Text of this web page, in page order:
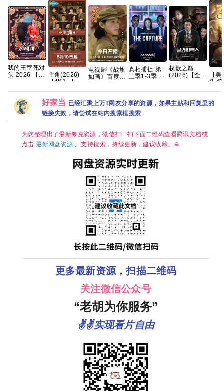
我的王室死对
头 2026 【首
俊】【韩剧中
字】
主角(2026)
【4K】【国
电视剧《战旗
如画》百度云
清免费资源下
真相捕捉 第
三季1-3季 英
[荷丽黛·格兰
希度]
权欲之巅
(2026)【全
文字幕】
【
头
名:
好家当 已经汇聚上万T网友分享的资源，如果主贴和回复里的
链接失效，请尝试在站内搜索框搜索
为您整理出了最新夸克资源，微信扫一扫下面二维码查看腾讯文档或
点击最新网盘资源 。支持搜索，持续更新，建议收藏。🙏
更多最新资源，扫描二维码
关注微信公众号
“老胡为你服务”
✌✌实现看片自由